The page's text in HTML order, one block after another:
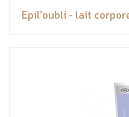
Epil'oubli - lait